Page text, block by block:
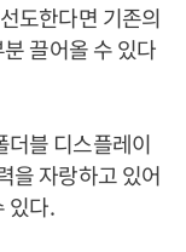
도한다면 기존의
끌어올 수 있다
더블 디스플레이
을 자랑하고 있어
있다.